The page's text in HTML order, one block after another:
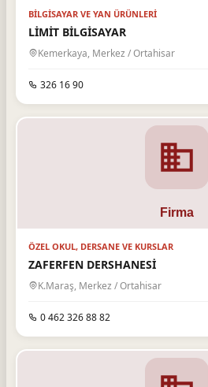
BILGISAYAR VE YAN ÜRÜNLERI
LİMİT BİLGİSAYAR
Kemerkaya, Merkez / Ortahisar
326 16 90
ÖZEL OKUL, DERSANE VE KURSLAR
ZAFERFEN DERSHANESİ
K.Maraş, Merkez / Ortahisar
0 462 326 88 82